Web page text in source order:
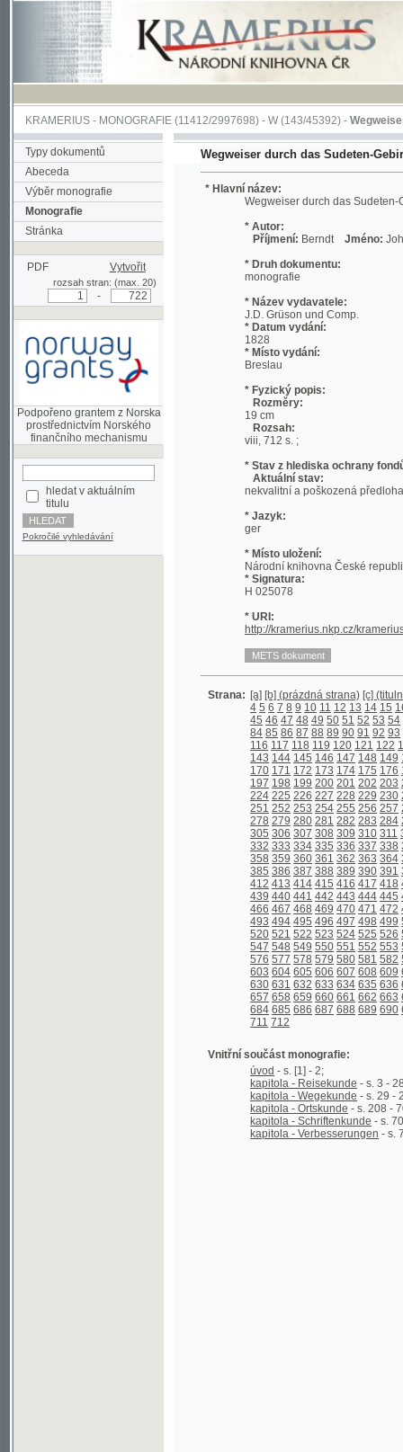
KRAMERIUS-MONOGRAFIE(11412/2997698) -W (143/45392)-Wegweiser durch
Typy dokumentů
Abeceda
Výběr monografie
Monografie
Stránka
PDF Vytvořit
rozsah stran: (max. 20)
Podpořeno grantem z Norska
prostřednictvím Norského
hledat v aktuálním
titulu
Pokročilé vyhledávání
Wegweiser durch das Sudeten-Gebirge
* Hlavní název:
Wegweiser durch das Sudeten-Gebirge
* Autor:
* Druh dokumentu:
* Název vydavatele:
J.D. Grüson und Comp.
* Datum vydání:
* Místo vydání:
Breslau
* Fyzický popis:
Rozměry:
Rozsah:
viii, 712 s. ;
* Stav z hlediska ochrany fondů:
Aktuální stav:
nekvalitní a poškozená předloha;
* Jazyk:
Národní knihovna České republiky
* Signatura:
H 025078
* URI:
http://kramerius.nkp.cz/kramerius/
[b] (prázdná strana) [c] (titulní strana)
47 48 49 50 51 52
85 86 87 88 89 90 91
116 117 118 119 120 121 122 123 124
144 145 146 147 148 149 150 151
170 171 172 173 174 175 176 177 178
198 199 200 201 202 203 204 205
225 226 227 228 229 230 231 232
252 253 254 255 256 257 258 259
279 280 281 282 283 284 285 286
306 307 308 309 310 311 312 313
333 334 335 336 337 338 339 340
359 360 361 362 363 364 365 366
386 387 388 389 390 391 392 393
413 414 415 416 417 418 419 420
440 441 442 443 444 445 446 447
467 468 469 470 471 472 473 474
494 495 496 497 498 499 500 501
521 522 523 524 525 526 527 528
548 549 550 551 552 553 554 555
577 578 579 580 581 582 583 584
604 605 606 607 608 609 610 611
631 632 633 634 635 636 637 638
658 659 660 661 662 663 664 665
685 686 687 688 689 690 691 692
712
Vnitřní součást monografie:
- s. [1] - 2;
kapitola - Reisekunde- s. 3 - 28;
kapitola - Wegekunde- s. 29 - 207;
kapitola - Ortskunde- s. 208 - 701;
kapitola - Schriftenkunde
kapitola - Verbesserungen